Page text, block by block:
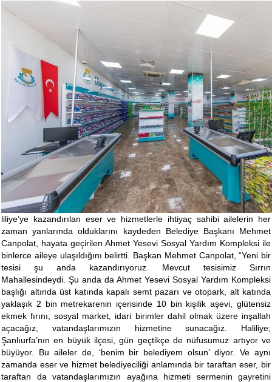
liliye’ye kazandırılan eser ve hizmetlerle ihtiyaç sahibi ailelerin her
zaman yanlarında olduklarını kaydeden Belediye Başkanı Mehmet
Canpolat, hayata geçirilen Ahmet Yesevi Sosyal Yardım Kompleksi ile
binlerce aileye ulaşıldığını belirtti. Başkan Mehmet Canpolat, “Yeni bir
tesisi şu anda kazandırıyoruz. Mevcut tesisimiz Sırrın
Mahallesindeydi. Şu anda da Ahmet Yesevi Sosyal Yardım Kompleksi
başlığı altında üst katında kapalı semt pazarı ve otopark, alt katında
yaklaşık 2 bin metrekarenin içerisinde 10 bin kişilik aşevi, glütensiz
ekmek fırını, sosyal market, idari birimler dahil olmak üzere inşallah
açacağız, vatandaşlarımızın hizmetine sunacağız. Haliliye;
Şanlıurfa’nın en büyük ilçesi, gün geçtikçe de nüfusumuz artıyor ve
büyüyor. Bu aileler de, ‘benim bir belediyem olsun’ diyor. Ve aynı
zamanda eser ve hizmet belediyeciliği anlamında bir taraftan eser, bir
taraftan da vatandaşlarımızın ayağına hizmeti sermenin gayretini